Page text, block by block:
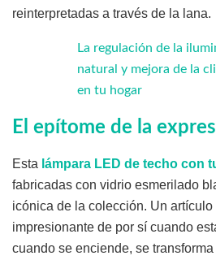
reinterpretadas a través de la lana.
La regulación de la
natural y mejora de la
en tu hogar
El epítome de la
Esta lámpara LED de techo con
fabricadas con vidrio esmerilado
icónica de la colección. Un
impresionante de por sí cuando
cuando se enciende, se